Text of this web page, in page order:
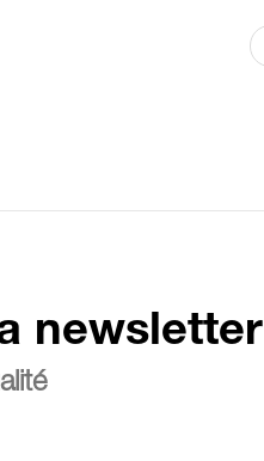
newsletter